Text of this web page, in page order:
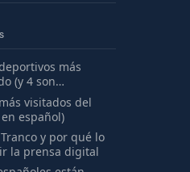
más
(y 4 son
visitados del
español)
y por qué lo
la prensa digital